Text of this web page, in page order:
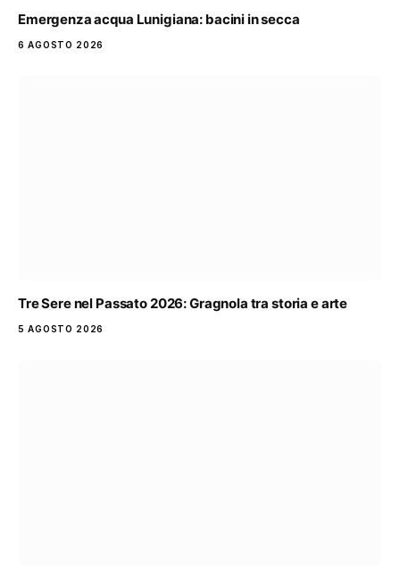
Emergenza acqua Lunigiana: bacini in secca
6 AGOSTO 2026
Tre Sere nel Passato 2026: Gragnola tra storia e arte
5 AGOSTO 2026